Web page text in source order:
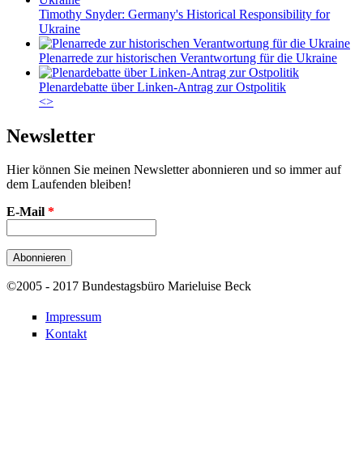
Timothy Snyder: Germany's Historical Responsibility for
Ukraine
Plenarrede zur historischen Verantwortung für die Ukraine
Plenardebatte über Linken-Antrag zur Ostpolitik
<>
Newsletter
Hier können Sie meinen Newsletter abonnieren und so immer auf
dem Laufenden bleiben!
E-Mail *
©2005 - 2017 Bundestagsbüro Marieluise Beck
Impressum
Kontakt